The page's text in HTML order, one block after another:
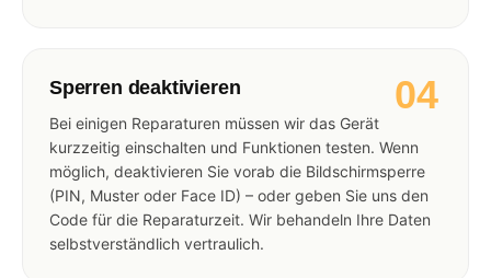
04
Sperren deaktivieren
Bei einigen Reparaturen müssen wir das Gerät
kurzzeitig einschalten und Funktionen testen. Wenn
möglich, deaktivieren Sie vorab die Bildschirmsperre
(PIN, Muster oder Face ID) – oder geben Sie uns den
Code für die Reparaturzeit. Wir behandeln Ihre Daten
selbstverständlich vertraulich.